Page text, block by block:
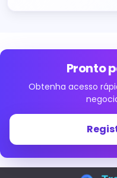
Pronto
Obtenha acesso